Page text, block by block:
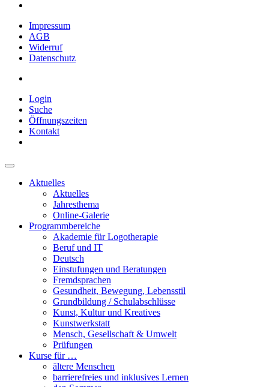
Impressum
AGB
Widerruf
Datenschutz
Login
Suche
Öffnungszeiten
Kontakt
Aktuelles
Aktuelles
Jahresthema
Online-Galerie
Programmbereiche
Akademie für Logotherapie
Beruf und IT
Deutsch
Einstufungen und Beratungen
Fremdsprachen
Gesundheit, Bewegung, Lebensstil
Grundbildung / Schulabschlüsse
Kunst, Kultur und Kreatives
Kunstwerkstatt
Mensch, Gesellschaft & Umwelt
Prüfungen
Kurse für …
ältere Menschen
barrierefreies und inklusives Lernen